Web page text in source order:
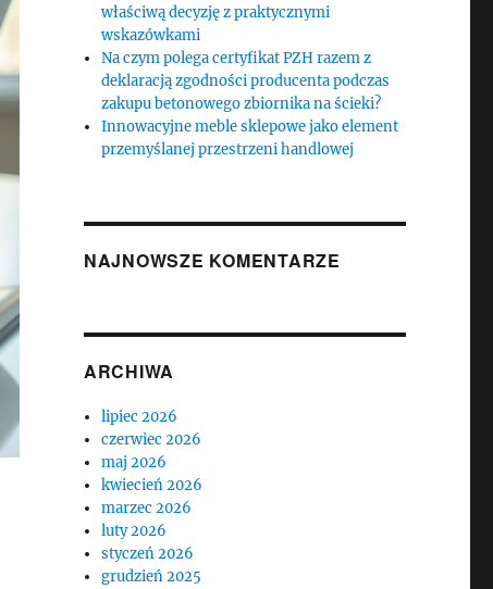
właściwą decyzję z praktycznymi
wskazówkami
Na czym polega certyfikat PZH razem z
deklaracją zgodności producenta podczas
zakupu betonowego zbiornika na ścieki?
Innowacyjne meble sklepowe jako element
przemyślanej przestrzeni handlowej
NAJNOWSZE KOMENTARZE
ARCHIWA
lipiec 2026
czerwiec 2026
maj 2026
kwiecień 2026
marzec 2026
luty 2026
styczeń 2026
grudzień 2025